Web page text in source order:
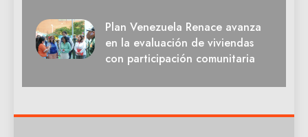
Plan Venezuela Renace avanza
en la evaluación de viviendas
con participación comunitaria